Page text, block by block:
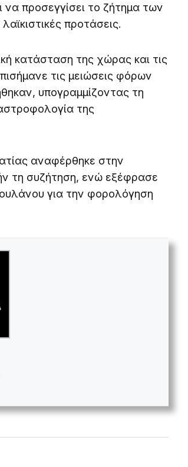
να προσεγγίσει το ζήτημα των
προτάσεις.
κατάσταση της χώρας και τις
τις μειώσεις φόρων
υπογραμμίζοντας τη
της
αναφέρθηκε στην
τη συζήτηση, ενώ εξέφρασε
για την φορολόγηση